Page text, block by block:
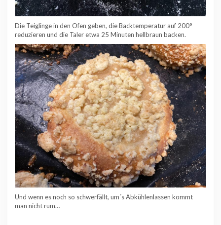
Die Teiglinge in den Ofen geben, die Backtemperatur auf 200°
reduzieren und die Taler etwa 25 Minuten hellbraun backen.
Und wenn es noch so schwerfällt, um´s Abkühlenlassen kommt
man nicht rum…